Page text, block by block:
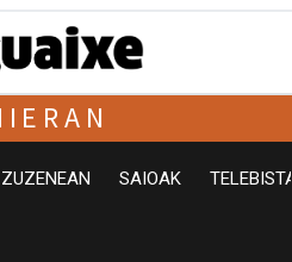
SAIOAK